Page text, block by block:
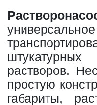
растворов.
простую
габариты,